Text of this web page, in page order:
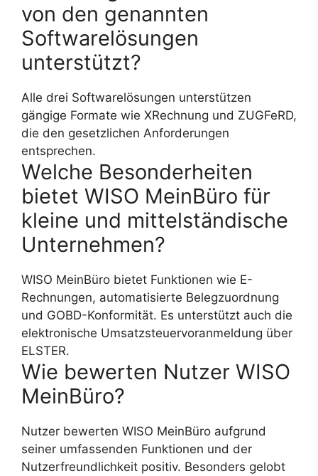
von den genannten
Softwarelösungen
unterstützt?
Alle drei Softwarelösungen unterstützen
gängige Formate wie XRechnung und ZUGFeRD,
die den gesetzlichen Anforderungen
entsprechen.
Welche Besonderheiten
bietet WISO MeinBüro für
kleine und mittelständische
Unternehmen?
WISO MeinBüro bietet Funktionen wie E-
Rechnungen, automatisierte Belegzuordnung
und GOBD-Konformität. Es unterstützt auch die
elektronische Umsatzsteuervoranmeldung über
ELSTER.
Wie bewerten Nutzer WISO
MeinBüro?
Nutzer bewerten WISO MeinBüro aufgrund
seiner umfassenden Funktionen und der
Nutzerfreundlichkeit positiv. Besonders gelobt